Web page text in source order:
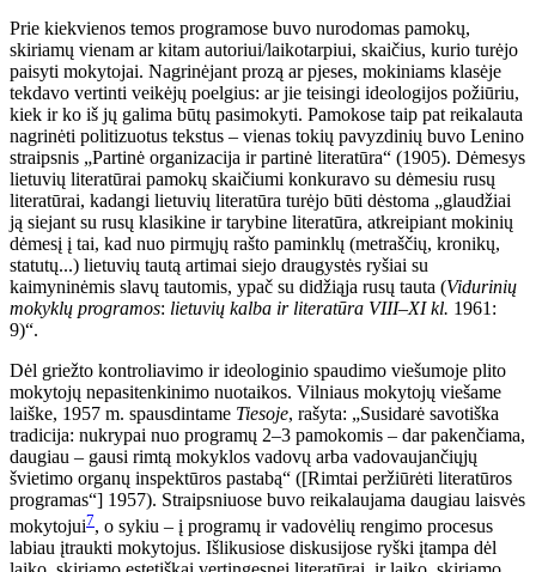
Prie kiekvienos temos programose buvo nurodomas pamokų,
skiriamų vienam ar kitam autoriui/laikotarpiui, skaičius, kurio turėjo
paisyti mokytojai. Nagrinėjant prozą ar pjeses, mokiniams klasėje
tekdavo vertinti veikėjų poelgius: ar jie teisingi ideologijos požiūriu,
kiek ir ko iš jų galima būtų pasimokyti. Pamokose taip pat reikalauta
nagrinėti politizuotus tekstus – vienas tokių pavyzdinių buvo Lenino
straipsnis „Partinė organizacija ir partinė literatūra“ (1905). Dėmesys
lietuvių literatūrai pamokų skaičiumi konkuravo su dėmesiu rusų
literatūrai, kadangi lietuvių literatūra turėjo būti dėstoma „glaudžiai
ją siejant su rusų klasikine ir tarybine literatūra, atkreipiant mokinių
dėmesį į tai, kad nuo pirmųjų rašto paminklų (metraščių, kronikų,
statutų...) lietuvių tautą artimai siejo draugystės ryšiai su
kaimyninėmis slavų tautomis, ypač su didžiąja rusų tauta (Vidurinių
mokyklų programos: lietuvių kalba ir literatūra VIII–XI kl. 1961:
9)“.
Dėl griežto kontroliavimo ir ideologinio spaudimo viešumoje plito
mokytojų nepasitenkinimo nuotaikos. Vilniaus mokytojų viešame
laiške, 1957 m. spausdintame Tiesoje, rašyta: „Susidarė savotiška
tradicija: nukrypai nuo programų 2–3 pamokomis – dar pakenčiama,
daugiau – gausi rimtą mokyklos vadovų arba vadovaujančiųjų
švietimo organų inspektūros pastabą“ ([Rimtai peržiūrėti literatūros
programas“] 1957). Straipsniuose buvo reikalaujama daugiau laisvės
mokytojui7, o sykiu – į programų ir vadovėlių rengimo procesus
labiau įtraukti mokytojus. Išlikusiose diskusijose ryški įtampa dėl